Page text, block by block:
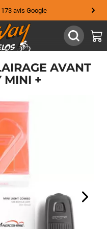
avis Google
AVANT
MINI +